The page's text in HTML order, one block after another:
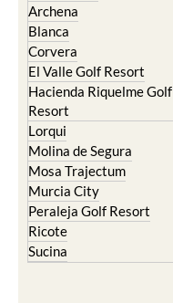
Archena
Blanca
Corvera
El Valle Golf Resort
Hacienda Riquelme Golf
Resort
Lorqui
Molina de Segura
Mosa Trajectum
Murcia City
Peraleja Golf Resort
Ricote
Sucina